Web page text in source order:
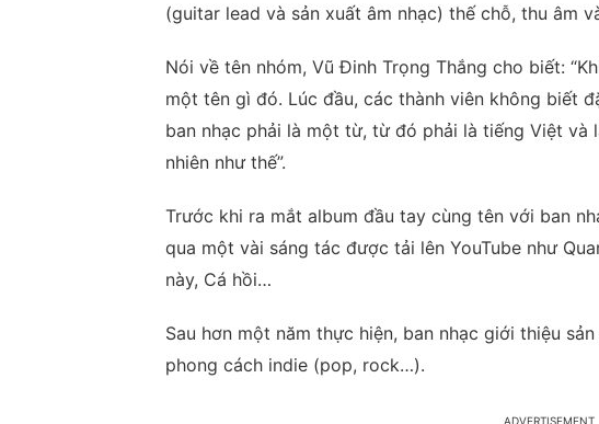
(guitar lead và sản xuất âm nhạc) thế chỗ, thu âm
Nói về tên nhóm, Vũ Đinh Trọng Thắng cho biết:
một tên gì đó. Lúc đầu, các thành viên không biết
ban nhạc phải là một từ, từ đó phải là tiếng Việt
nhiên như thế”.
Trước khi ra mắt album đầu tay cùng tên với ban
qua một vài sáng tác được tải lên YouTube như
này, Cá hồi…
Sau hơn một năm thực hiện, ban nhạc giới thiệu
phong cách indie (pop, rock…).